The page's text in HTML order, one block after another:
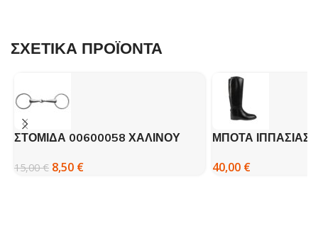
ΣΧΕΤΙΚΑ ΠΡΟΪΟΝΤΑ
ΣΤΟΜΙΔΑ 00600058 ΧΑΛΙΝΟΥ
15,00€ 8,50 €
ΜΠΟΤΑ ΙΠΠΑΣΙΑΣ
40,00 €